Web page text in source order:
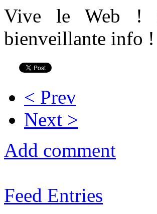
Vive le Web !
bienveillante info !
< Prev
Next >
Add comment
Feed Entries